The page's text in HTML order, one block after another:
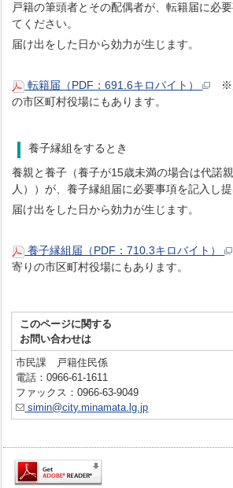
戸籍の筆頭者とその配偶者が、転籍届に必
てください。
届け出をした日から効力が生じます。
転籍届（PDF：691.6キロバイト）
※
の市区町村役場にもあります。
養子縁組をするとき
養親と養子（養子が15歳未満の場合は代諾
人））が、養子縁組届に必要事項を記入し提
届け出をした日から効力が生じます。
養子縁組届（PDF：710.3キロバイト）
寄りの市区町村役場にもあります。
このページに関する
お問い合わせは
市民課 戸籍住民係
電話：0966-61-1611
ファックス：0966-63-9049
simin@city.minamata.lg.jp